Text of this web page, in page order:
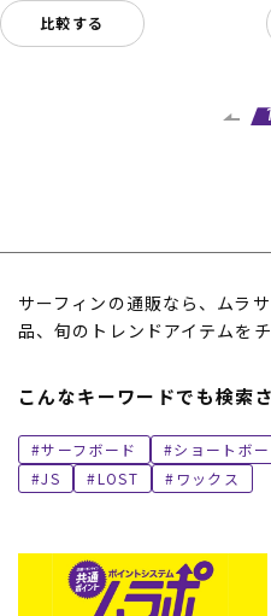
比較する
1
サーフィンの通販なら、ムラ
品、旬のトレンドアイテムをチ
こんなキーワードでも検索
サーフボード ショートボ
JS
LOST ワックス